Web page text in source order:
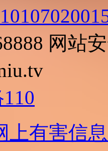
网站
上有害信